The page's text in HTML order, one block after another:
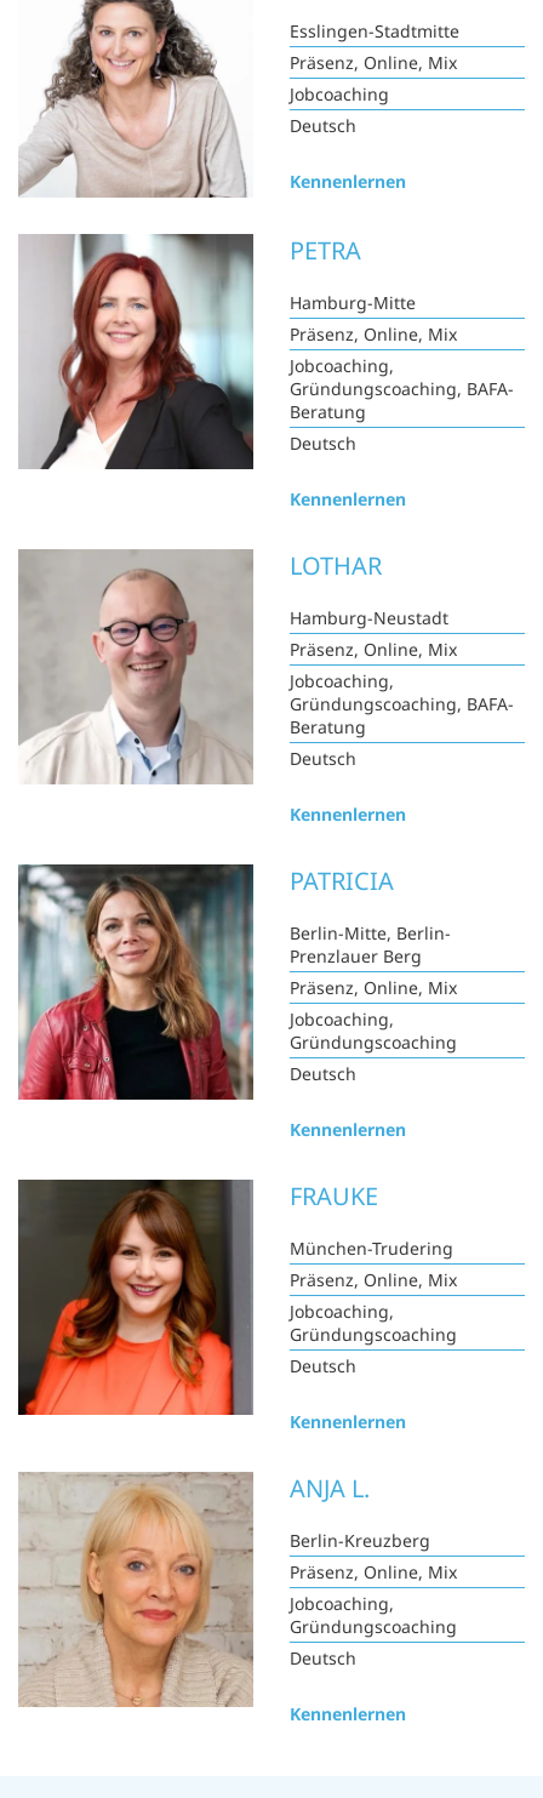
Esslingen-Stadtmitte
Präsenz, Online, Mix
Jobcoaching
Deutsch
Kennenlernen
PETRA
Hamburg-Mitte
Präsenz, Online, Mix
Jobcoaching,
Gründungscoaching, BAFA-
Beratung
Deutsch
Kennenlernen
LOTHAR
Hamburg-Neustadt
Präsenz, Online, Mix
Jobcoaching,
Gründungscoaching, BAFA-
Beratung
Deutsch
Kennenlernen
PATRICIA
Berlin-Mitte, Berlin-
Prenzlauer Berg
Präsenz, Online, Mix
Jobcoaching,
Gründungscoaching
Deutsch
Kennenlernen
FRAUKE
München-Trudering
Präsenz, Online, Mix
Jobcoaching,
Gründungscoaching
Deutsch
Kennenlernen
ANJA L.
Berlin-Kreuzberg
Präsenz, Online, Mix
Jobcoaching,
Gründungscoaching
Deutsch
Kennenlernen